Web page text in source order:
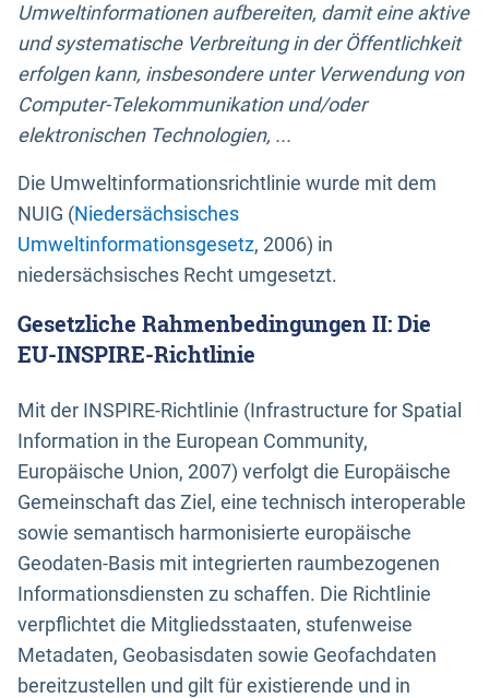
Umweltinformationen aufbereiten, damit eine aktive
und systematische Verbreitung in der Öffentlichkeit
erfolgen kann, insbesondere unter Verwendung von
Computer-Telekommunikation und/oder
elektronischen Technologien, ...
Die Umweltinformationsrichtlinie wurde mit dem
NUIG (Niedersächsisches
Umweltinformationsgesetz, 2006) in
niedersächsisches Recht umgesetzt.
Gesetzliche Rahmenbedingungen II: Die
EU-INSPIRE-Richtlinie
Mit der INSPIRE-Richtlinie (Infrastructure for Spatial
Information in the European Community,
Europäische Union, 2007) verfolgt die Europäische
Gemeinschaft das Ziel, eine technisch interoperable
sowie semantisch harmonisierte europäische
Geodaten-Basis mit integrierten raumbezogenen
Informationsdiensten zu schaffen. Die Richtlinie
verpflichtet die Mitgliedsstaaten, stufenweise
Metadaten, Geobasisdaten sowie Geofachdaten
bereitzustellen und gilt für existierende und in